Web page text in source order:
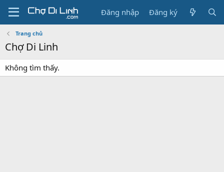
Đăng nhập Đăng ký
Trang chủ
Chợ Di Linh
Không tìm thấy.